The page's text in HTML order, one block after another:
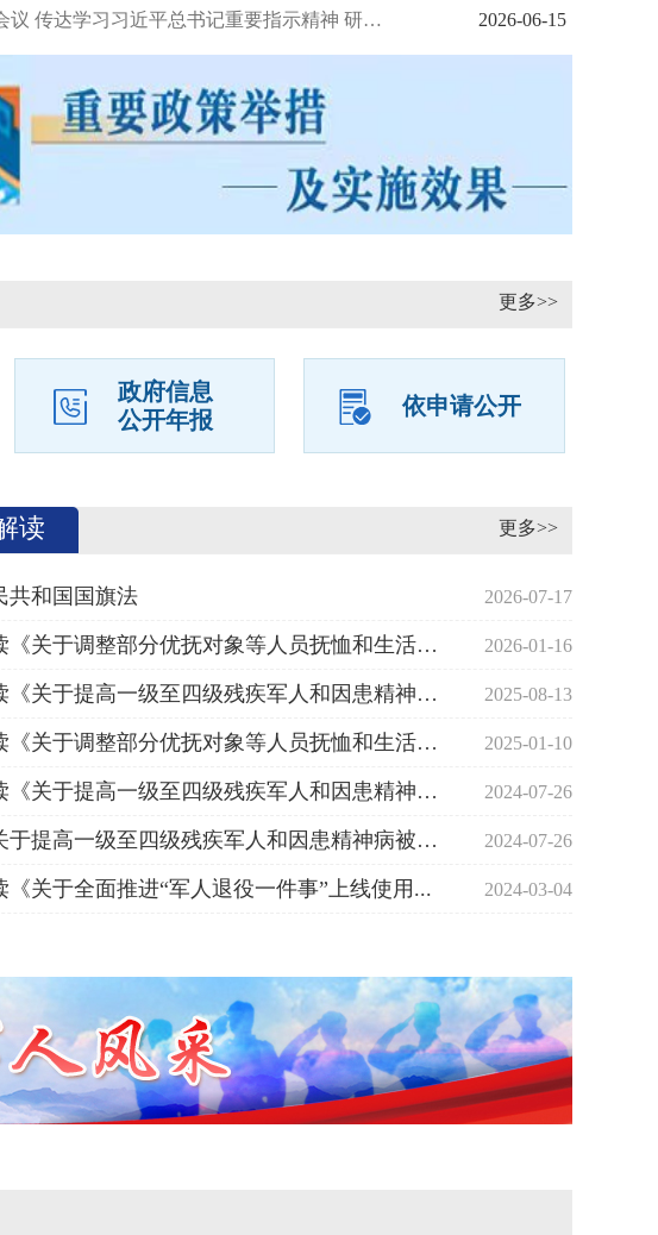
市委常委会召开会议 传达学习习近平总书记重要指示精神 研究... 2026-06-15
更多>>
政府信息
公开年报
依申请公开
读 更多>>
共和国国旗法 2026-07-17
文字解读《关于调整部分优抚对象等人员抚恤和生活补... 2026-01-16
文字解读《关于提高一级至四级残疾军人和因患精神病... 2025-08-13
文字解读《关于调整部分优抚对象等人员抚恤和生活补... 2025-01-10
文字解读《关于提高一级至四级残疾军人和因患精神病... 2024-07-26
图解《关于提高一级至四级残疾军人和因患精神病被评... 2024-07-26
《关于全面推进“军人退役一件事”上线使用... 2024-03-04